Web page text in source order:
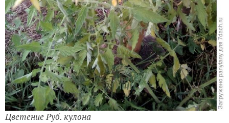
Цветение Руб. кулона